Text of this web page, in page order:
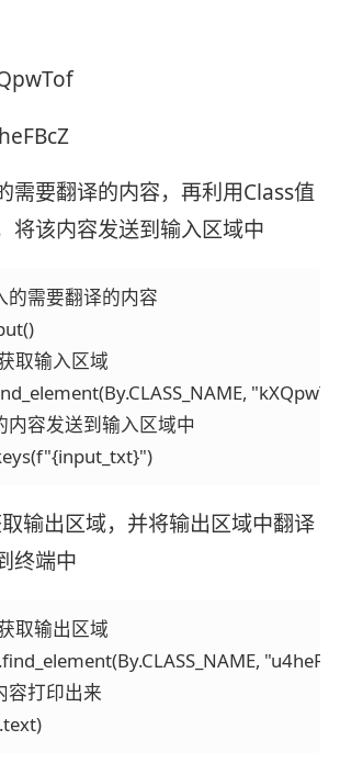
需要翻译的内容，再利用Class值
将该内容发送到输入区域中
的需要翻译的内容
取输入区域
容发送到输入区域中
输出区域，并将输出区域中翻译
终端中
取输出区域
容打印出来